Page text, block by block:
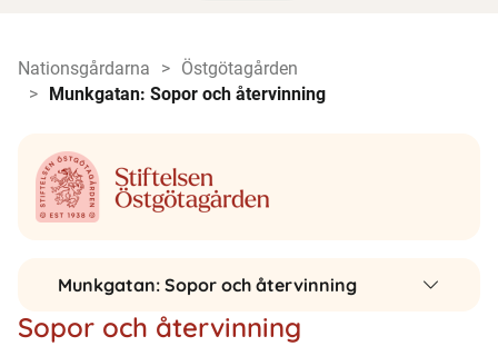
Nationsgårdarna
Östgötagården
Munkgatan: Sopor och återvinning
Munkgatan: Sopor och återvinning
Sopor och återvinning